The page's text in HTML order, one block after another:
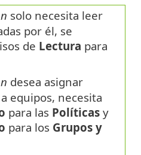
solo necesita leer
por él, se
de Lectura para
desea asignar
equipos, necesita
para las Políticas y
para los Grupos y